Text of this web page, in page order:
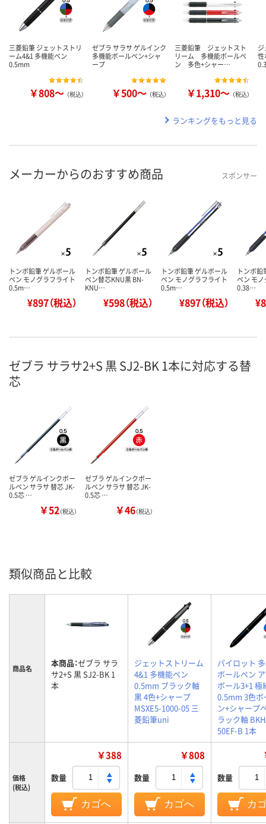
三菱鉛筆 ジェットストリ
ーム4&1 多機能ペン
0.5mm
￥808～ （税込）
ゼブラ サラサ ゲルインク
多機能ボールペン+シャ
ープ
￥500～ （税込）
三菱鉛筆 ジェットスト
リーム 多機能ボールペ
ン 多色+シャー…
￥1,310～ （税込）
ランキングをもっと見る
メーカーからのおすすめ商品 スポンサー
トンボ鉛筆 ゲルボール
ペン モノグラフライト
0.5m…
¥897（税込）
トンボ鉛筆 ゲルボール
ペン替芯KNU黒 BN-
KNU…
¥598（税込）
トンボ鉛筆 ゲルボール
ペン モノグラフライト
0.5m…
¥897（税込）
トンボ鉛
ペン モ
0.38…
ゼブラ サラサ2+S 黒 SJ2-BK 1本に対応する替
芯
ゼブラ ゲルインクボー
ルペン サラサ 替芯 JK-
0.5芯 …
￥52（税込）
ゼブラ ゲルインクボー
ルペン サラサ 替芯 JK-
0.5芯 …
￥46（税込）
類似商品と比較
商品名 本商品：ゼブラ サラ
サ2+S 黒 SJ2-BK 1
本
ジェットストリーム
4&1 多機能ペン
0.5mm ブラック軸
黒 4色+シャープ
MSXE5-1000-05 三
菱鉛筆uni
パイロット
ボールペン
ボール3+1 極
0.5mm 3色ボ
ン+シャープ
ラック軸
50EF-B 1本
価格
(税込)
￥388
数量
カゴへ
￥808
数量
カゴへ
数量
カ